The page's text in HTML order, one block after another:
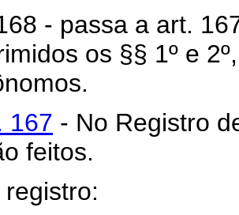
- passa a art.
os §§ 1º e
167 - No Registro
feitos.
registro: